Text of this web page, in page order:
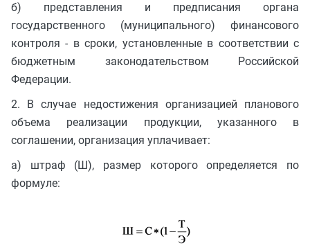
б) представления и предписания органа
государственного (муниципального) финансового
контроля - в сроки, установленные в соответствии с
бюджетным законодательством Российской
Федерации.
2. В случае недостижения организацией планового
объема реализации продукции, указанного в
соглашении, организация уплачивает:
а) штраф (Ш), размер которого определяется по
формуле: